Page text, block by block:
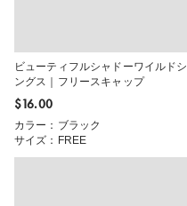
ビューティフルシャドーワイルドシ
ングス｜フリースキャップ
$‌16.00
カラー：ブラック
サイズ：FREE